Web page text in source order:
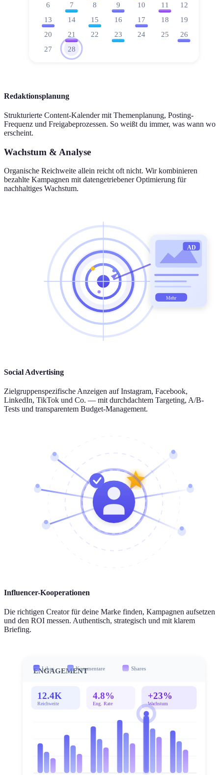
6
7 8 9 10 11
12
13
14 15 16 17 18
19
20
21 22 23 24 25 26
27 28
Redaktionsplanung
Strukturierte Content-Kalender mit Themenplanung, Posting-
Frequenz und Freigabeprozessen. So weißt du immer, was wann wo
erscheint.
Wachstum & Analyse
Organische Reichweite allein reicht oft nicht. Wir kombinieren
bezahlte Kampagnen mit datengetriebener Optimierung für
nachhaltiges Wachstum.
AD
Mehr
Social Advertising
Zielgruppenspezifische Anzeigen auf Instagram, Facebook,
LinkedIn, TikTok und Co. — mit durchdachtem Targeting, A/B-
Tests und transparentem Budget-Management.
Influencer-Kooperationen
Die richtigen Creator für deine Marke finden, Kampagnen aufsetzen
und den ROI messen. Authentisch, strategisch und mit klarem
Briefing.
ENGAGEMENT
12.4K
Reichweite
4.8%
Eng. Rate
+23%
Wachstum
Likes Kommentare Shares